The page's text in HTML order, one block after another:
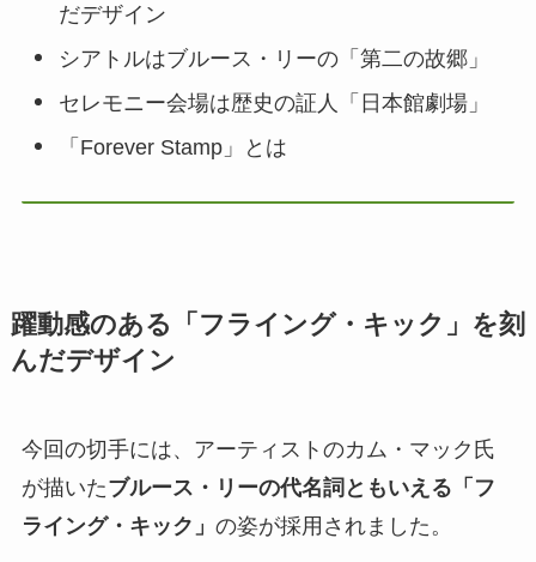
だデザイン
シアトルはブルース・リーの「第二の故郷」
セレモニー会場は歴史の証人「日本館劇場」
「Forever Stamp」とは
躍動感のある「フライング・キック」を刻
んだデザイン
今回の切手には、アーティストのカム・マック氏
が描いたブルース・リーの代名詞ともいえる「フ
ライング・キック」 の姿が採用されました。